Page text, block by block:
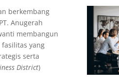
berkembang
Anugerah
membangun
yang
serta
District)